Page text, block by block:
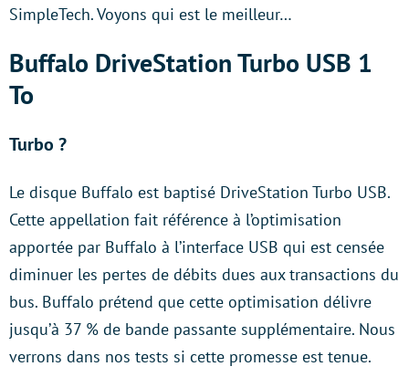
SimpleTech. Voyons qui est le meilleur…
Buffalo DriveStation Turbo USB 1
To
Turbo ?
Le disque Buffalo est baptisé DriveStation Turbo USB.
Cette appellation fait référence à l’optimisation
apportée par Buffalo à l’interface USB qui est censée
diminuer les pertes de débits dues aux transactions du
bus. Buffalo prétend que cette optimisation délivre
jusqu’à 37 % de bande passante supplémentaire. Nous
verrons dans nos tests si cette promesse est tenue.